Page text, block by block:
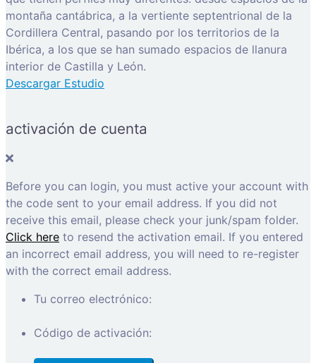
montaña cantábrica, a la vertiente septentrional de la
Cordillera Central, pasando por los territorios de la
Ibérica, a los que se han sumado espacios de llanura
interior de Castilla y León.
Descargar Estudio
activación de cuenta
Before you can login, you must active your account with
the code sent to your email address. If you did not
receive this email, please check your junk/spam folder.
Click here to resend the activation email. If you entered
an incorrect email address, you will need to re-register
with the correct email address.
Tu correo electrónico:
Código de activación: